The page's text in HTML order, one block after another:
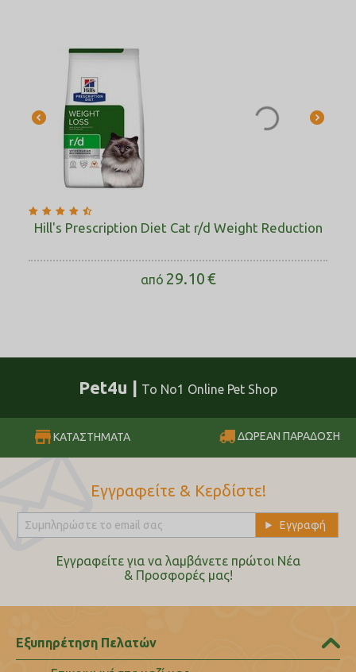
Hill's Prescription Diet Cat r/d Weight Reduction
από 29.10€
Pet4u | Το No1 Online Pet Shop
ΚΑΤΑΣΤΗΜΑΤΑ ΔΩΡΕΑΝ ΠΑΡΑΔΟΣΗ
Εγγραφείτε & Κερδίστε!
Εγγραφείτε για να λαμβάνετε πρώτοι Nέα
& Προσφορές μας!
Εξυπηρέτηση Πελατών